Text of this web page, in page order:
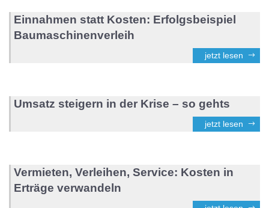
Einnahmen statt Kosten: Erfolgsbeispiel
Baumaschinenverleih
jetzt lesen
Umsatz steigern in der Krise – so gehts
jetzt lesen
Vermieten, Verleihen, Service: Kosten in
Erträge verwandeln